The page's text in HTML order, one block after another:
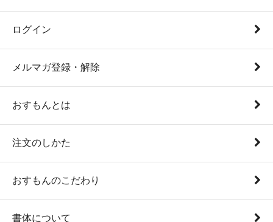
ログイン
メルマガ登録・解除
おすもんとは
注文のしかた
おすもんのこだわり
書体について